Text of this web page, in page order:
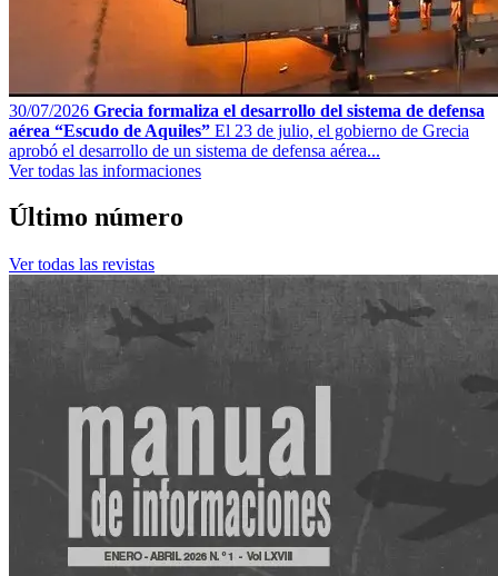
30/07/2026 Grecia formaliza el desarrollo del sistema de defensa
aérea “Escudo de Aquiles” El 23 de julio, el gobierno de Grecia
aprobó el desarrollo de un sistema de defensa aérea...
Ver todas las informaciones
Último número
Ver todas las revistas